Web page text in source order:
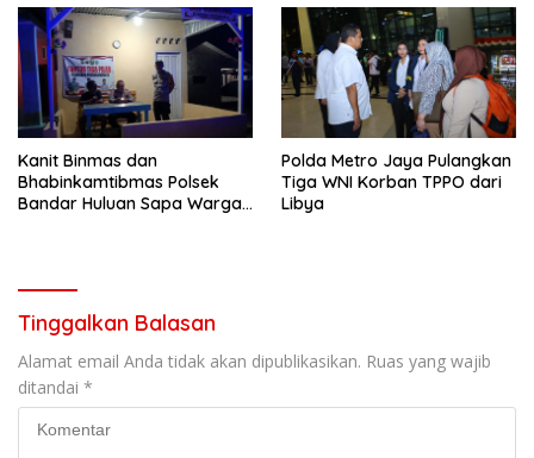
Kanit Binmas dan
Bhabinkamtibmas Polsek
Bandar Huluan Sapa Warga
Polda Metro Jaya Pulangkan
Tiga WNI Korban TPPO dari
Libya
Tinggalkan Balasan
Alamat email Anda tidak akan dipublikasikan. Ruas yang wajib
ditandai *